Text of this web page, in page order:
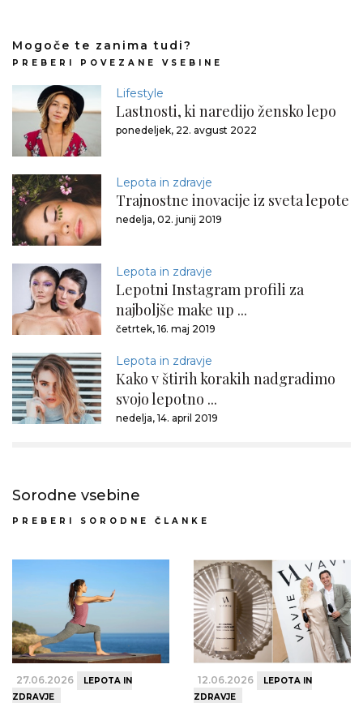
Mogoče te zanima tudi?
PREBERI POVEZANE VSEBINE
Lifestyle
Lastnosti, ki naredijo žensko lepo
ponedeljek, 22. avgust 2022
Lepota in zdravje
Trajnostne inovacije iz sveta lepote
nedelja, 02. junij 2019
Lepota in zdravje
Lepotni Instagram profili za
najboljše make up ...
četrtek, 16. maj 2019
Lepota in zdravje
Kako v štirih korakih nadgradimo
svojo lepotno ...
nedelja, 14. april 2019
Sorodne vsebine
PREBERI SORODNE ČLANKE
27.06.2026
LEPOTA IN
ZDRAVJE
12.06.2026
LEPOTA IN
ZDRAVJE